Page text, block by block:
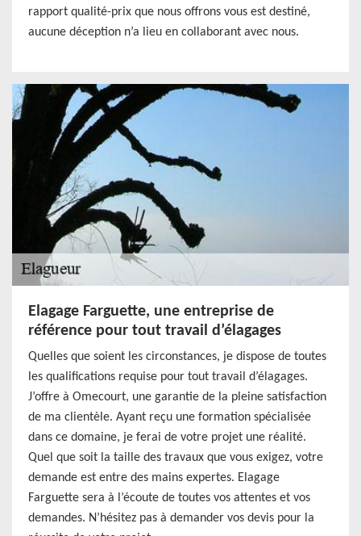
rapport qualité-prix que nous offrons vous est destiné,
aucune déception n’a lieu en collaborant avec nous.
Elagage Farguette, une entreprise de
référence pour tout travail d’élagages
Quelles que soient les circonstances, je dispose de toutes
les qualifications requise pour tout travail d’élagages.
J’offre à Omecourt, une garantie de la pleine satisfaction
de ma clientèle. Ayant reçu une formation spécialisée
dans ce domaine, je ferai de votre projet une réalité.
Quel que soit la taille des travaux que vous exigez, votre
demande est entre des mains expertes. Elagage
Farguette sera à l’écoute de toutes vos attentes et vos
demandes. N’hésitez pas à demander vos devis pour la